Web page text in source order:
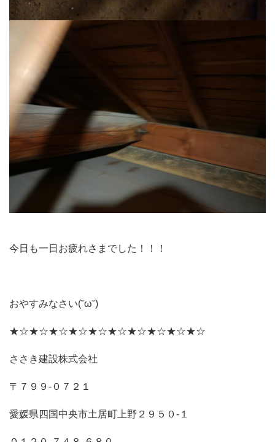
今日も一日お疲れさまでした！！！
おやすみなさい(˘ω˘)
★☆★☆★☆★☆★☆★☆★☆★☆★☆★☆
ささき建設株式会社
〒７９９‐０７２１
愛媛県四国中央市土居町上野２９５０‐１